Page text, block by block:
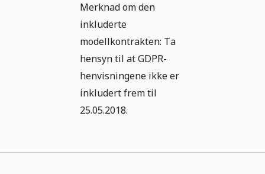
Merknad om den
inkluderte
modellkontrakten: Ta
hensyn til at GDPR-
henvisningene ikke er
inkludert frem til
25.05.2018.